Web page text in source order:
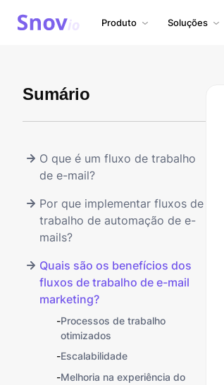
Produto Soluções
Sumário
O que é um fluxo de trabalho
de e-mail?
Por que implementar fluxos de
trabalho de automação de e-
mails?
Quais são os benefícios dos
fluxos de trabalho de e-mail
marketing?
-Processos de trabalho
otimizados
-Escalabilidade
-Melhoria na experiência do